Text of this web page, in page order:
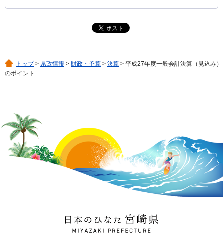
トップ> 県政情報 > 財政・予算 > 決算 > 平成27年度一般会計決算（見込み）
のポイント
日本のひなた 宮崎県
MIYAZAKI PREFECTURE